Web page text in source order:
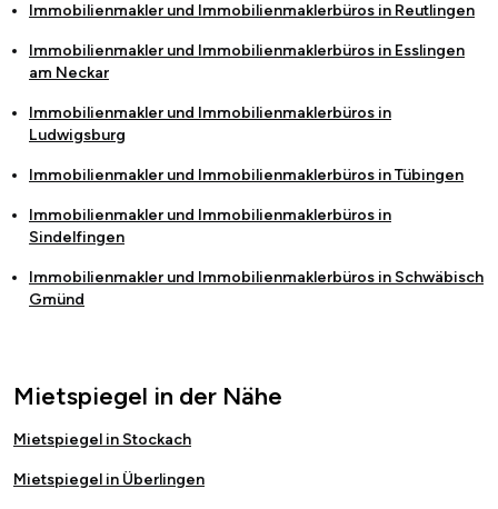
Immobilienmakler und Immobilienmaklerbüros in Reutlingen
Immobilienmakler und Immobilienmaklerbüros in Esslingen
am Neckar
Immobilienmakler und Immobilienmaklerbüros in
Ludwigsburg
Immobilienmakler und Immobilienmaklerbüros inTübingen
Immobilienmakler und Immobilienmaklerbüros in
Sindelfingen
Immobilienmakler und Immobilienmaklerbüros in Schwäbisch
Gmünd
Mietspiegel in der Nähe
Mietspiegel in Stockach
Mietspiegel in Überlingen